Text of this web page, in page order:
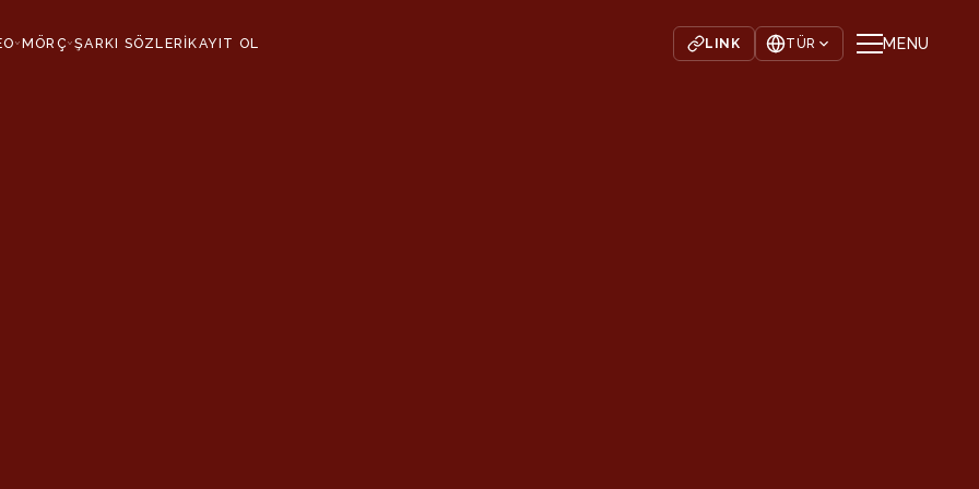
›MÖRÇ›ŞARKI SÖZLERİKAYIT OL LINK TÜR MENU